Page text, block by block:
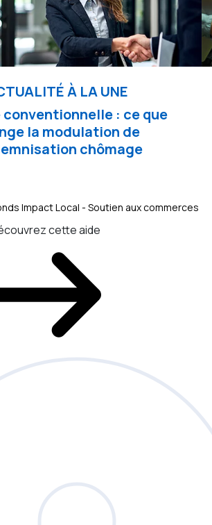
À LA UNE
conventionnelle : ce que
la modulation de
chômage
Impact Local - Soutien aux commerces
cette aide